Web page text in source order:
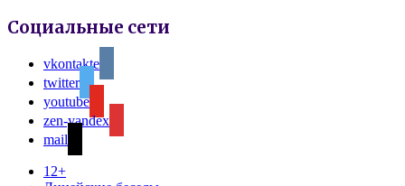
Социальные сети
vkontakte
twitter
youtube
zen-yandex
mail
12+